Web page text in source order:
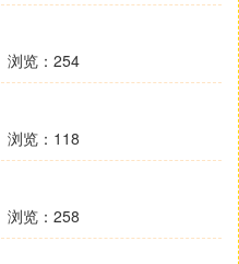
悎鍚岀殑鑷翠娇鍔冲姩
畾鍔冲姩鑰呭彲浠ヨВ闄
舰銆
嬩竴鐨勶紝鐢ㄤ汉鍗曚
細
涓嶇﹀悎褰曠敤鏉′欢
浣嶇殑瑙勭珷鍒跺害鐨
浏览：254
浏览：118
浏览：258